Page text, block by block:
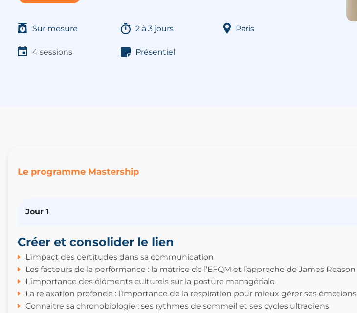
Sur mesure 2 à 3 jours Paris
4 sessions Présentiel
Le programme Mastership
Jour 1
Créer et consolider le lien
L’impact des certitudes dans sa communication
Les facteurs de la performance : la matrice de l’EFQM et l’approche de James Reason
L’importance des éléments culturels sur la posture managériale
La relaxation profonde : l’importance de la respiration pour mieux gérer ses émotions
Connaitre sa chronobiologie : ses rythmes de sommeil et ses cycles ultradiens